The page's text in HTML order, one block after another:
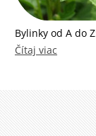
Bylinky od A do
Čítaj viac